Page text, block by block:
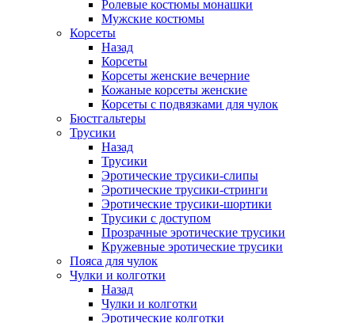
Ролевые костюмы монашки
Мужские костюмы
Корсеты
Назад
Корсеты
Корсеты женские вечерние
Кожаные корсеты женские
Корсеты с подвязками для чулок
Бюстгальтеры
Трусики
Назад
Трусики
Эротические трусики-слипы
Эротические трусики-стринги
Эротические трусики-шортики
Трусики с доступом
Прозрачные эротические трусики
Кружевные эротические трусики
Пояса для чулок
Чулки и колготки
Назад
Чулки и колготки
Эротические колготки